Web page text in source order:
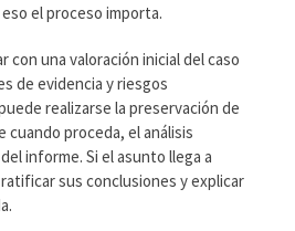
el proceso importa.
con una valoración inicial del caso
de evidencia y riesgos
realizarse la preservación de
cuando proceda, el análisis
informe. Si el asunto llega a
sus conclusiones y explicar